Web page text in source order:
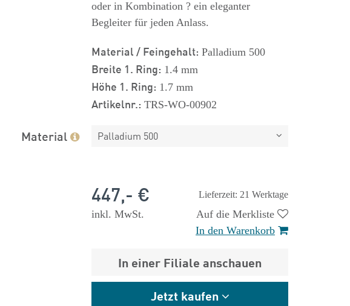
oder in Kombination ? ein eleganter
Begleiter für jeden Anlass.
Material / Feingehalt: Palladium 500
Breite 1. Ring: 1.4 mm
Höhe 1. Ring: 1.7 mm
Artikelnr.: TRS-WO-00902
Material Palladium 500
Lieferzeit: 21 Werktage
447,- €
inkl. MwSt.
Auf die Merkliste
In den Warenkorb
In einer Filiale anschauen
Jetzt kaufen